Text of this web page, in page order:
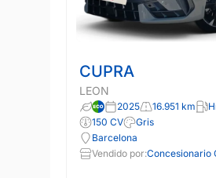
CUPRA
LEON
2025 16.951 km
150 CV
Gris
Barcelona
Vendido por:Concesionario